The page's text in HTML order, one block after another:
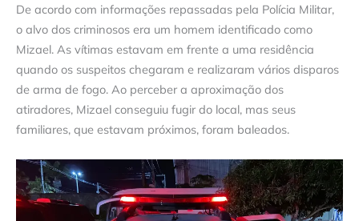
De acordo com informações repassadas pela Polícia Militar,
o alvo dos criminosos era um homem identificado como
Mizael. As vítimas estavam em frente a uma residência
quando os suspeitos chegaram e realizaram vários disparos
de arma de fogo. Ao perceber a aproximação dos
atiradores, Mizael conseguiu fugir do local, mas seus
familiares, que estavam próximos, foram baleados.